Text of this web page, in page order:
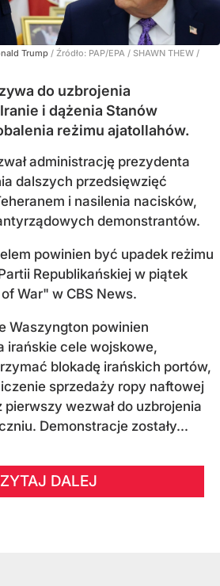
Trump / Źródło: PAP/EPA / SHAWN THEW /
do uzbrojenia
i dążenia Stanów
reżimu ajatollahów.
administrację prezydenta
dalszych przedsięwzięć
i nasilenia nacisków,
demonstrantów.
powinien być upadek reżimu
Republikańskiej w piątek
War" w CBS News.
Waszyngton powinien
irańskie cele wojskowe,
blokadę irańskich portów,
sprzedaży ropy naftowej
pierwszy wezwał do uzbrojenia
Demonstracje zostały...
DALEJ